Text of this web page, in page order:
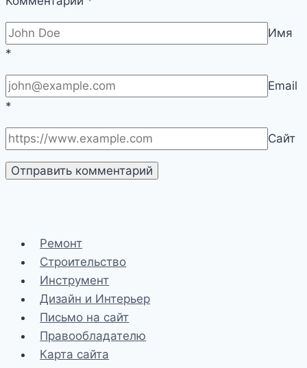
Имя
*
Email
*
Сайт
Ремонт
Строительство
Инструмент
Дизайн и Интерьер
Письмо на сайт
Правообладателю
Карта сайта